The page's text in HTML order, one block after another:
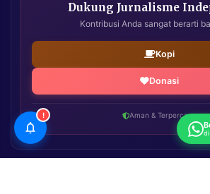
Dukung Jurnalisme
Kontribusi Anda sangat berarti
Kopi
Donasi
Aman & Terpercaya
!
di